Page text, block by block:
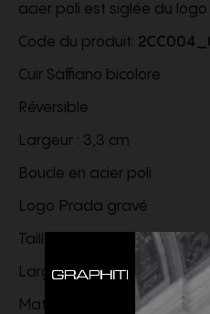
acier poli est siglée du
Code du produit:
Cuir Saffiano bicolore
Réversible
Largeur : 3,3 cm
Boucle en acier poli
Logo Prada gravé
Taille: 3cm
Largeur: 107cm
Matières Cuir